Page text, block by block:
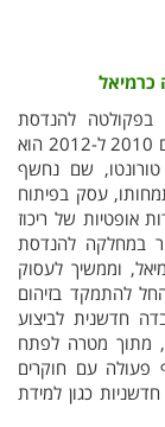
כרמיאל
בפקולטה להנדסת
אווירונאוטיקה וחלל בטכניון בשנת 2010. בין השנים 2010 ל-2012 הוא
שם נחשף
עסק בפיתוח
אופטיות של ריכוז
במחלקה להנדסת
וממשיך לעסוק
להתמקד בזיהום
חדשנית לביצוע
מתוך מטרה לפתח
פעולה עם חוקרים
כגון למידת